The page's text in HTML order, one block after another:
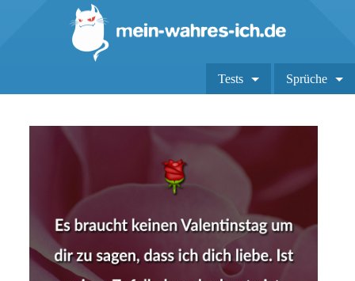
Tests Sprüche